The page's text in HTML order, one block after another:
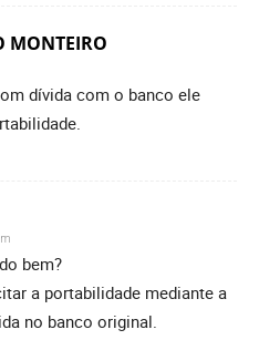
MONTEIRO
dívida com o banco ele
bem?
a portabilidade mediante a
no banco original.